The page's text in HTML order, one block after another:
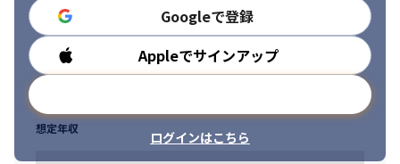
＜ミッション＞
「デジタルの力でチャレンジする人が報われる社会を作る」
AMBLの創業事業は人材派遣でした。チャレンジする人と向き合
い、その活躍する場を作っていくことで、きちんと報われる社会
を作りたい。その思いはいまも変わっていません。
現在はAI開発をはじめ4つの事業領域で幅広くご支援をしています
が、中心にあるのはチャレンジする人です。また、お客さま企業
の中でDXを推進するかたも同様にチャレンジする人だと考えてい
Googleで登録
Appleでサインアップ
ログインはこちら
勤務時間
想定年収